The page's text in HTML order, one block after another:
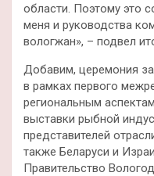
области. Поэтому это
меня и руководства
вологжан», – подвел
Добавим, церемония
в рамках первого
региональным
выставки рыбной
представителей
также Беларуси и
Правительство